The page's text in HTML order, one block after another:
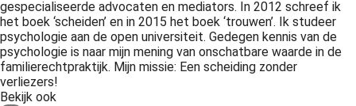
gespecialiseerde advocaten en mediators. In 2012 schreef ik
het boek ‘scheiden’ en in 2015 het boek ‘trouwen’. Ik studeer
psychologie aan de open universiteit. Gedegen kennis van de
psychologie is naar mijn mening van onschatbare waarde in de
familierechtpraktijk. Mijn missie: Een scheiding zonder
verliezers!
Bekijk ook